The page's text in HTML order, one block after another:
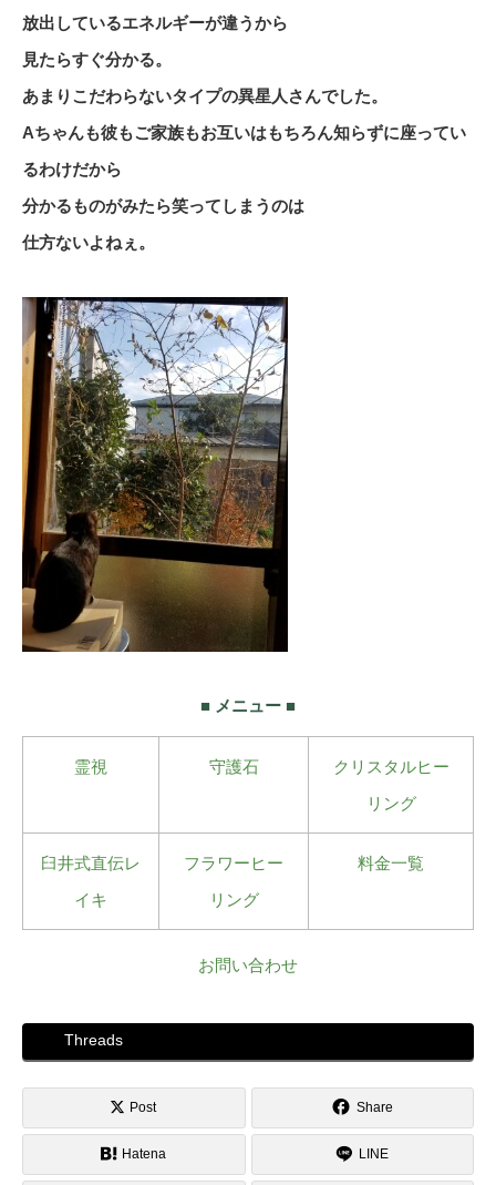
放出しているエネルギーが違うから
見たらすぐ分かる。
あまりこだわらないタイプの異星人さんでした。
Aちゃんも彼もご家族もお互いはもちろん知らずに座ってい
るわけだから
分かるものがみたら笑ってしまうのは
仕方ないよねぇ。
■ メニュー ■
霊視 守護石
クリスタルヒー
リング
臼井式直伝レ
イキ
フラワーヒー
リング
料金一覧
お問い合わせ
Threads
Post Share
Hatena LINE